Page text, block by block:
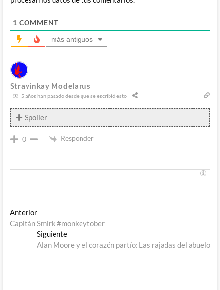
1 COMMENT
más antiguos
Stravinkay Modelarus
5 años han pasado desde que se escribió esto
Spoiler
0 Responder
Navegación
de
entradas
AnteriorEntrada
anterior:
Capitán Smirk #monkeytober
SiguienteEntrada
siguiente:
Alan Moore y el corazón partío: Las rajadas del abuelo